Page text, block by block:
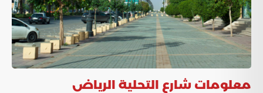
معلومات شارع التحلية الرياض